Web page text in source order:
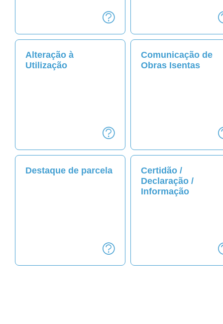
Alteração à
Utilização
Comunicação de
Obras Isentas
Destaque de parcela
Certidão /
Declaração /
Informação